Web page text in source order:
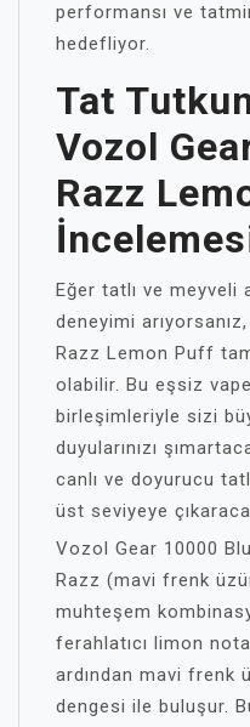
performansı ve
hedefliyor.
Tat
Vozol
Razz
Eğer tatlı ve meyveli
deneyimi
Razz Lemon Puff tam
olabilir. Bu eşsiz
birleşimleriyle sizi
duyularınızı
canlı ve doyurucu
üst seviyeye
Vozol Gear 10000
Razz (mavi frenk
muhteşem
ferahlatıcı limon
ardından mavi frenk
dengesi ile buluşur.